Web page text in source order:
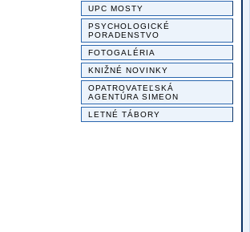
UPC MOSTY
PSYCHOLOGICKÉ
PORADENSTVO
FOTOGALÉRIA
KNIŽNÉ NOVINKY
OPATROVATEĽSKÁ
AGENTÚRA SIMEON
LETNÉ TÁBORY